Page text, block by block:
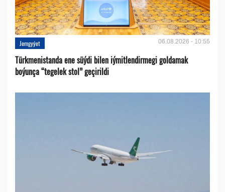
Jemgyýet 06.08.2026 - 10:55
Türkmenistanda ene süýdi bilen iýmitlendirmegi goldamak
boýunça “tegelek stol” geçirildi